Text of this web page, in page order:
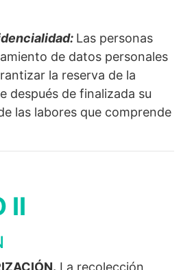
Las personas
de datos personales
la reserva de la
después de finalizada su
las labores que comprende
II